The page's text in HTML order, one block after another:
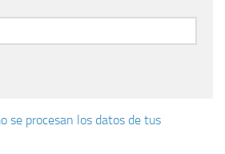
se procesan los datos de tus